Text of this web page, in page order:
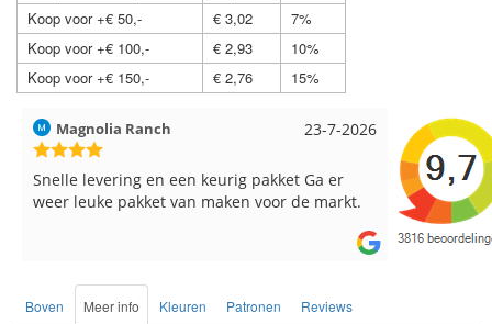
Koop voor +€ 50,-
€ 3,02
7%
Koop voor +€ 100,-
€ 2,93
10%
Koop voor +€ 150,-
€ 2,76 15%
23-7-2026
Ranch
levering en een keurig pakket Ga er
leuke pakket van maken voor de markt.
Hilde uit Loyers
Reeds meerdere
breinaalden
de service.
Boven Meer info Kleuren Patronen Reviews